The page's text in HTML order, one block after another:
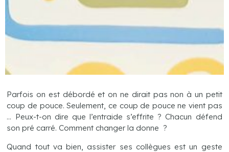
Parfois on est débordé et on ne dirait pas non à un petit
coup de pouce. Seulement, ce coup de pouce ne vient pas
… Peux-t-on dire que l’entraide s’effrite ? Chacun défend
son pré carré. Comment changer la donne ?
Quand tout va bien, assister ses collègues est un geste